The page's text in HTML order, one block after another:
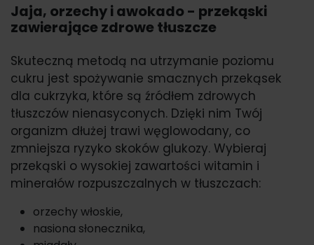
Jaja, orzechy i awokado - przekąski
zawierające zdrowe tłuszcze
Skuteczną metodą na utrzymanie poziomu
cukru jest spożywanie smacznych przekąsek
dla cukrzyka, które są źródłem zdrowych
tłuszczów nienasyconych. Dzięki nim Twój
organizm dłużej trawi węglowodany, co
zmniejsza ryzyko skoków glukozy. Wybieraj
przekąski o wysokiej zawartości witamin i
minerałów rozpuszczalnych w tłuszczach:
orzechy włoskie,
nasiona słonecznika,